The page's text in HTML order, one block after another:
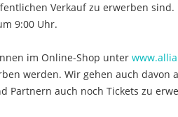
Verkauf zu erwerben
9:00 Uhr.
im Online-Shop unter
werden. Wir gehen auch davon
Partnern auch noch Tickets zu